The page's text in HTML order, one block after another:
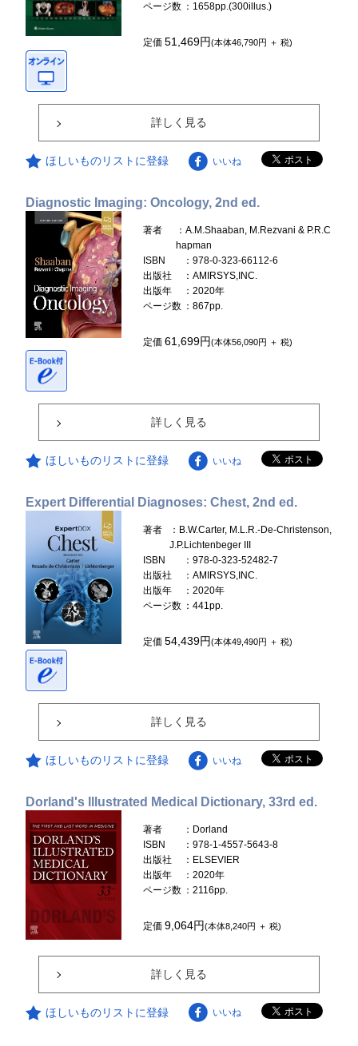
ページ数 ：1658pp.(300illus.)
定価51,469円(本体46,790円 ＋ 税)
詳しく見る
ほしいものリストに登録 いいね
Diagnostic Imaging: Oncology, 2nd ed.
著者
：A.M.Shaaban, M.Rezvani & P.R.C
hapman
ISBN
：978-0-323-66112-6
出版社
：AMIRSYS,INC.
出版年
：2020年
ページ数 ：867pp.
定価61,699円(本体56,090円 ＋ 税)
詳しく見る
ほしいものリストに登録 いいね
Expert Differential Diagnoses: Chest, 2nd ed.
著者
：B.W.Carter, M.L.R.-De-Christenson,
J.P.Lichtenbeger III
ISBN
：978-0-323-52482-7
出版社
：AMIRSYS,INC.
出版年
：2020年
ページ数 ：441pp.
定価54,439円(本体49,490円 ＋ 税)
詳しく見る
ほしいものリストに登録 いいね
Dorland's Illustrated Medical Dictionary, 33rd ed.
著者
：Dorland
ISBN
：978-1-4557-5643-8
出版社
：ELSEVIER
出版年
：2020年
ページ数 ：2116pp.
定価9,064円(本体8,240円 ＋ 税)
詳しく見る
ほしいものリストに登録 いいね